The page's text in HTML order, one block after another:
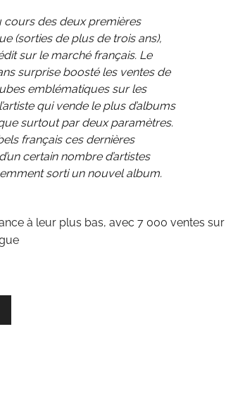
cours des deux premières
(sorties de plus de trois ans),
sur le marché français. Le
surprise boosté les ventes de
emblématiques sur les
qui vende le plus d’albums
surtout par deux paramètres.
français ces dernières
certain nombre d’artistes
sorti un nouvel album.
à leur plus bas, avec 7 000 ventes sur